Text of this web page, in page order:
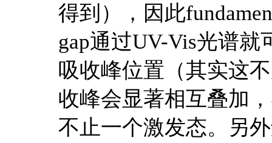
得到），因此
gap通过UV-Vis光谱
吸收峰位置（其实这
收峰会显著相互叠加
不止一个激发态。另